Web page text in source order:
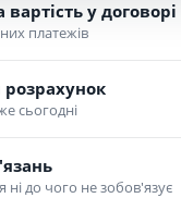
вартість у договорі
платежів
сьогодні
ні до чого не зобов'язує